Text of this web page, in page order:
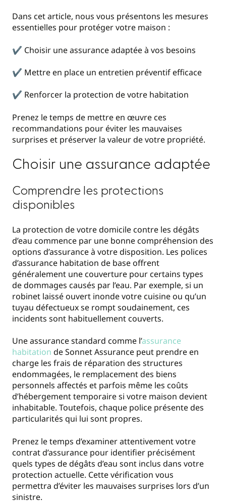
Dans cet article, nous vous présentons les mesures
essentielles pour protéger votre maison :
✔️ Choisir une assurance adaptée à vos besoins
✔️ Mettre en place un entretien préventif efficace
✔️ Renforcer la protection de votre habitation
Prenez le temps de mettre en œuvre ces
recommandations pour éviter les mauvaises
surprises et préserver la valeur de votre propriété.
Choisir une assurance adaptée
Comprendre les protections
disponibles
La protection de votre domicile contre les dégâts
d’eau commence par une bonne compréhension des
options d’assurance à votre disposition. Les polices
d’assurance habitation de base offrent
généralement une couverture pour certains types
de dommages causés par l’eau. Par exemple, si un
robinet laissé ouvert inonde votre cuisine ou qu’un
tuyau défectueux se rompt soudainement, ces
incidents sont habituellement couverts.
Une assurance standard comme l’assurance
habitation de Sonnet Assurance peut prendre en
charge les frais de réparation des structures
endommagées, le remplacement des biens
personnels affectés et parfois même les coûts
d’hébergement temporaire si votre maison devient
inhabitable. Toutefois, chaque police présente des
particularités qui lui sont propres.
Prenez le temps d’examiner attentivement votre
contrat d’assurance pour identifier précisément
quels types de dégâts d’eau sont inclus dans votre
protection actuelle. Cette vérification vous
permettra d’éviter les mauvaises surprises lors d’un
sinistre.